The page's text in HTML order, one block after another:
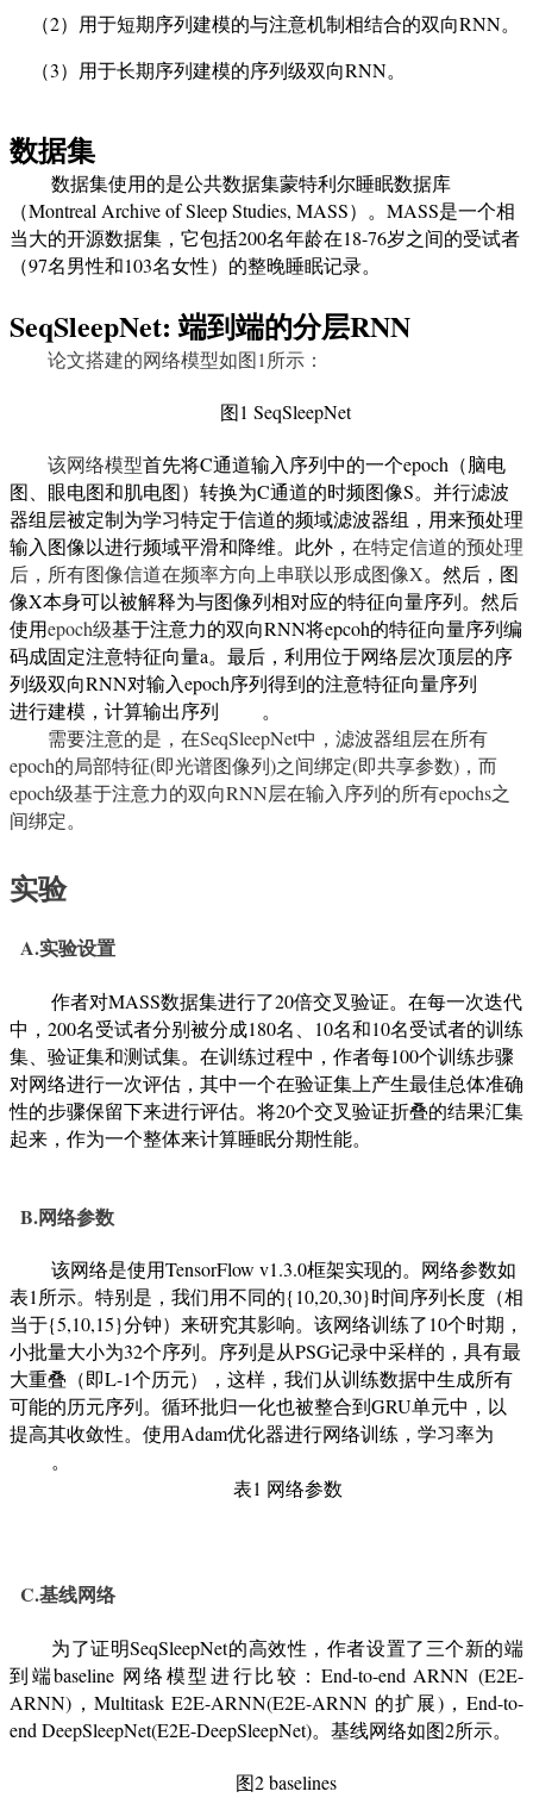
（2）用于短期序列建模的与注意机制相结合的双向RNN。
（3）用于长期序列建模的序列级双向RNN。
数据集
数据集使用的是公共数据集蒙特利尔睡眠数据库
（Montreal Archive of Sleep Studies, MASS）。 MASS是一个相
当大的开源数据集，它包括200名年龄在18-76岁之间的受试者
（97名男性和103名女性）的整晚睡眠记录。
SeqSleepNet:端到端的分层RNN
论文搭建的网络模型如图1 所示：
图1 SeqSleepNet
该网络模型首先将C通道输入序列中的一个epoch （脑电
图、眼电图和肌电图）转换为C通道的时频图像S。并行滤波
器组层被定制为学习特定于信道的频域滤波器组，用来预处理
输入图像以进行频域平滑和降维。此外， 在特定信道的预处理
后，所有图像信道在频率方向上串联以形成图像X。然后，图
像X本身可以被解释为与图像列相对应的特征向量序列。然后
使用epoch级基于注意力的双向RNN将epcoh的特征向量序列编
码成固定注意特征向量a。最后，利用位于网络层次顶层的序
列级双向RNN对输入epoch序列得到的注意特征向量序列
进行建模，计算输出序列
。
需要注意的是，在SeqSleepNet中，滤波器组层在所有
epoch的局部特征(即光谱图像列)之间绑定(即共享参数) ，而
epoch级基于注意力的双向RNN层在输入序列的所有epochs之
间绑定。
实验
A.实验设置
作者对MASS数据集进行了20倍交叉验证。在每一次迭代
中， 200名受试者分别被分成180名、 10名和10名受试者的训练
集、验证集和测试集。在训练过程中，作者每100个训练步骤
对网络进行一次评估，其中一个在验证集上产生最佳总体准确
性的步骤保留下来进行评估。将20个交叉验证折叠的结果汇集
起来，作为一个整体来计算睡眠分期性能。
B.网络参数
该网络是使用TensorFlow v1.3.0框架实现的。网络参数如
表1 所示。特别是，我们用不同的{10,20,30}时间序列长度（相
当于{5,10,15}分钟）来研究其影响。该网络训练了10个时期，
小批量大小为32个序列。序列是从PSG记录中采样的，具有最
大重叠（即L-1个历元），这样，我们从训练数据中生成所有
可能的历元序列。循环批归一化也被整合到GRU单元中，以
提高其收敛性。使用Adam优化器进行网络训练，学习率为
。
表1 网络参数
C.基线网络
为了证明SeqSleepNet的高效性，作者设置了三个新的端
到端baseline 网络模型进行比较 ： End-to-end ARNN (E2E-
ARNN) ，Multitask E2E-ARNN(E2E-ARNN 的扩展)，End-to-
end DeepSleepNet(E2E-DeepSleepNet)。基线网络如图2所示。
图2baselines